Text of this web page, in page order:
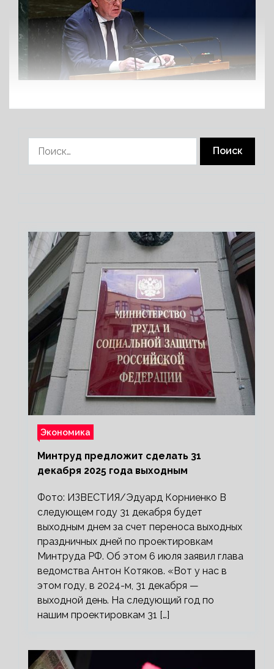
Экономика
Минтруд предложит сделать 31
декабря 2025 года выходным
Фото: ИЗВЕСТИЯ/Эдуард Корниенко В
следующем году 31 декабря будет
выходным днем за счет переноса выходных
праздничных дней по проектировкам
Минтруда РФ. Об этом 6 июля заявил глава
ведомства Антон Котяков. «Вот у нас в
этом году, в 2024-м, 31 декабря —
выходной день. На следующий год по
нашим проектировкам 31 […]